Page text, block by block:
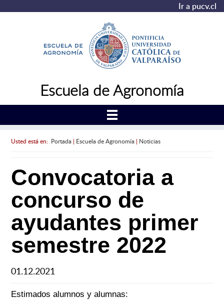
Ir a pucv.cl
Escuela de Agronomía
Usted está en: Portada| Escuela de Agronomía| Noticias
Convocatoria a
concurso de
ayudantes primer
semestre 2022
01.12.2021
Estimados alumnos y alumnas: